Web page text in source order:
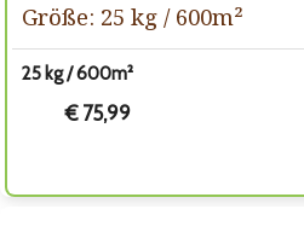
Größe: 25 kg / 600m²
25 kg / 600m²
€ 75,99